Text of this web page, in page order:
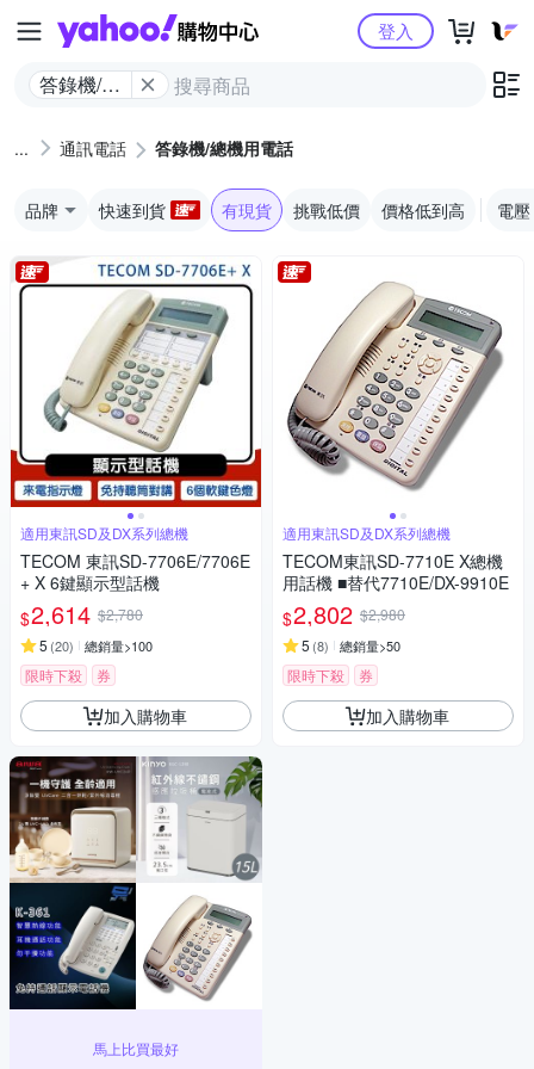
Yahoo購物中心
答錄機/總
登入
通訊電話 答錄機/總機用電話
品牌 快速到貨 有現貨 挑戰低價 價格低到高 電壓
適用東訊SD及DX系列總機
TECOM 東訊SD-7706E/7706E
+ X 6鍵顯示型話機
$2,614 $2,780
5 (20) 總銷量>100
限時下殺 券
加入購物車
馬上比買最好
適用東訊SD及DX系列總機
TECOM東訊SD-7710E X總機
用話機 ■替代7710E/DX-9910E
$2,802 $2,980
5 (8) 總銷量>50
限時下殺 券
加入購物車